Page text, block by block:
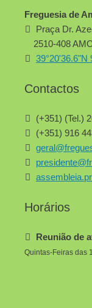
Freguesia de
Praça Dr.
2510-408
39°20'36.6"N
Contactos
(+351) (Tel.)
(+351) 916
Horários
Reunião de
Quintas-Feiras das